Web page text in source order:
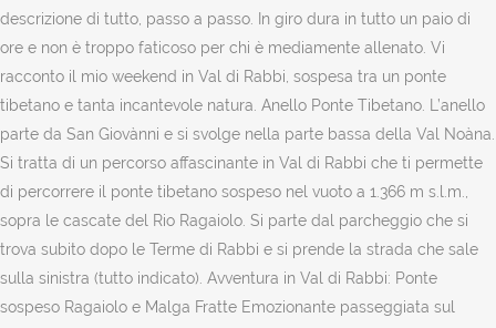
descrizione di tutto, passo a passo. In giro dura in tutto un paio di
ore e non è troppo faticoso per chi è mediamente allenato. Vi
racconto il mio weekend in Val di Rabbi, sospesa tra un ponte
tibetano e tanta incantevole natura. Anello Ponte Tibetano. L’anello
parte da San Giovànni e si svolge nella parte bassa della Val Noàna.
Si tratta di un percorso affascinante in Val di Rabbi che ti permette
di percorrere il ponte tibetano sospeso nel vuoto a 1.366 m s.l.m.,
sopra le cascate del Rio Ragaiolo. Si parte dal parcheggio che si
trova subito dopo le Terme di Rabbi e si prende la strada che sale
sulla sinistra (tutto indicato). Avventura in Val di Rabbi: Ponte
sospeso Ragaiolo e Malga Fratte Emozionante passeggiata sul